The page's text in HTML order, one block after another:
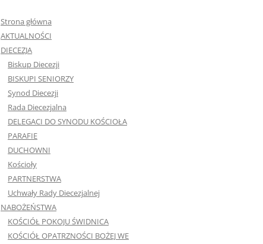
Strona główna
AKTUALNOŚCI
DIECEZJA
Biskup Diecezji
BISKUPI SENIORZY
Synod Diecezji
Rada Diecezjalna
DELEGACI DO SYNODU KOŚCIOŁA
PARAFIE
DUCHOWNI
Kościoły
PARTNERSTWA
Uchwały Rady Diecezjalnej
NABOŻEŃSTWA
KOŚCIÓŁ POKOJU ŚWIDNICA
KOŚCIÓŁ OPATRZNOŚCI BOŻEJ WE